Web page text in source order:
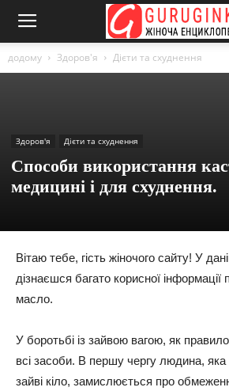
додому Здоров'я Дієти та схуднення
Здоров'я Дієти та схуднення
Способи використання
медицині і для схуднення.
Вітаю тебе, гість жіночого сайту! У
дізнаєшся багато корисної інформації
масло.
У боротьбі із зайвою вагою, як
всі засоби. В першу чергу людина, яка
зайві кіло, замислюється про